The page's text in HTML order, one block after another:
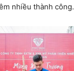
nhiều thành công.